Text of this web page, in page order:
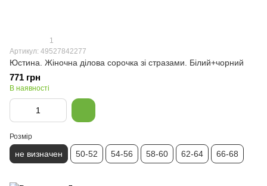
1
Артикул: 49527842277
Юстина. Жіночна ділова сорочка зі стразами. Білий+чорний
771 грн
В наявності
Розмір
не визначен 50-52 54-56 58-60 62-64 66-68